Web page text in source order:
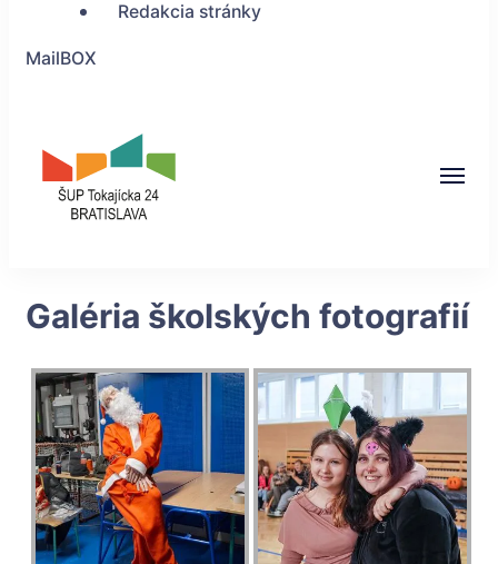
Redakcia stránky
MailBOX
Bratislava
Galéria školských fotografií